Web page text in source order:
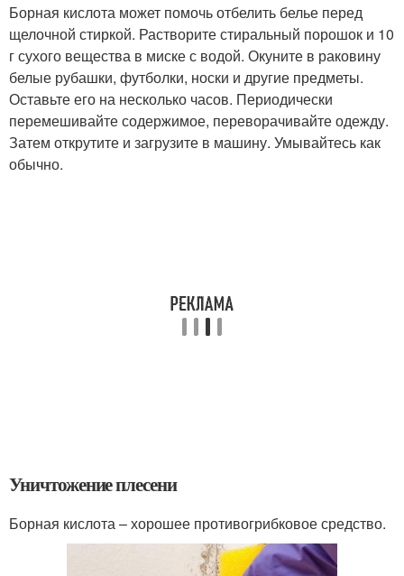
Борная кислота может помочь отбелить белье перед
щелочной стиркой. Растворите стиральный порошок и 10
г сухого вещества в миске с водой. Окуните в раковину
белые рубашки, футболки, носки и другие предметы.
Оставьте его на несколько часов. Периодически
перемешивайте содержимое, переворачивайте одежду.
Затем открутите и загрузите в машину. Умывайтесь как
обычно.
Уничтожение плесени
Борная кислота – хорошее противогрибковое средство.